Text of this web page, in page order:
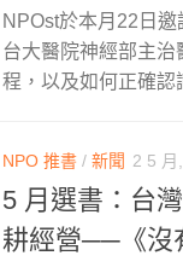
NPOst於本月22日
台大醫院神經部主
程，以及如何正確認
NPO 推書 / 新聞 2 5 月
5 月選書：台
耕經營──《沒